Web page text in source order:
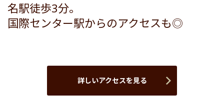
名駅徒歩3分。
国際センター駅からのアクセスも◎
詳しいアクセスを見る